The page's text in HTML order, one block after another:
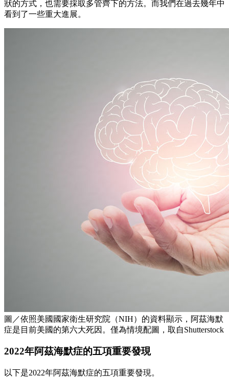
狀的方式，也需要採取多管齊下的方法。而我們在過去幾年中
看到了一些重大進展。
圖／依照美國國家衛生研究院（NIH）的資料顯示，阿茲海默
症是目前美國的第六大死因。僅為情境配圖，取自Shutterstock
2022年阿茲海默症的五項重要發現
以下是2022年阿茲海默症的五項重要發現。